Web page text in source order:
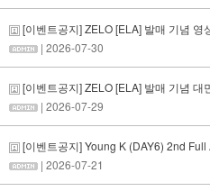
[이벤트공지] ZELO [ELA] 발매 기념 영
| 2026-07-30
[이벤트공지] ZELO [ELA] 발매 기념 대
| 2026-07-29
[이벤트공지] Young K (DAY6) 2nd
| 2026-07-21